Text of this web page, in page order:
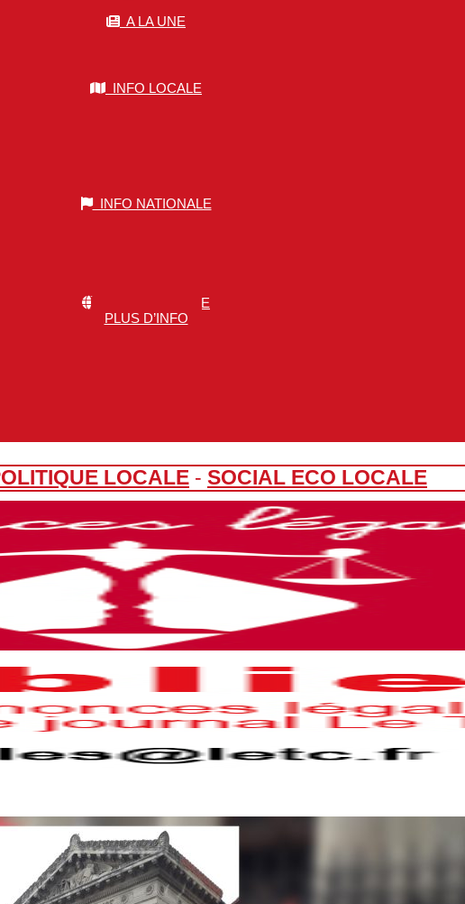
A LA UNE
INFO LOCALE
INFO NATIONALE
INFO MONDIALE
PLUS D’INFO
LOCALE - SOCIAL ECO LOCALE